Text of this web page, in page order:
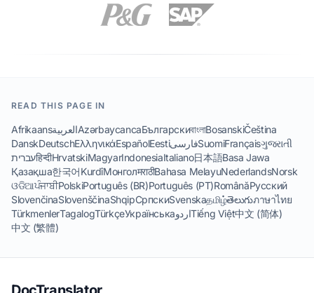
READ THIS PAGE IN
AfrikaansالعربيةAzərbaycancaБългарскиবাংলাBosanskiČeština
DanskDeutschΕλληνικάEspañolEestiفارسیSuomiFrançaisગુજરાતી
עבריתहिन्दीHrvatskiMagyarIndonesiaItaliano日本語Basa Jawa
Қазақша한국어KurdîМонголमराठीBahasa MelayuNederlandsNorsk
ଓଡିଆਪੰਜਾਬੀPolskiPortuguês (BR)Português (PT)RomânăРусский
SlovenčinaSlovenščinaShqipСрпскиSvenskaதமிழ்తెలుగుภาษาไทย
TürkmenlerTagalogTürkçeУкраїнськаاردوTiếng Việt中文 (简体)
中文 (繁體)